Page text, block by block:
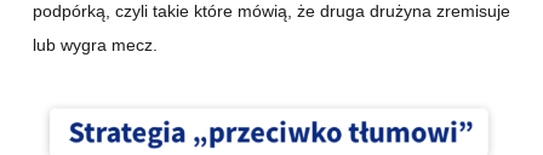
podpórką, czyli takie które mówią, że druga drużyna zremisuje
lub wygra mecz.